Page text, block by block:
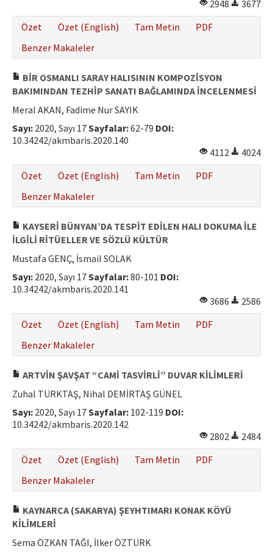
2948
3677
Özet
Özet (English) Tam Metin
PDF
Benzer Makaleler
BİR OSMANLI SARAY HALISININ KOMPOZİSYON
BAKIMINDAN TEZHİP SANATI BAĞLAMINDA İNCELENMESİ
Meral AKAN, Fadime Nur SAYIK
Sayı: 2020, Sayı 17Sayfalar:62-79 DOI:
10.34242/akmbaris.2020.140
4112
4024
Özet
Özet (English) Tam Metin
PDF
Benzer Makaleler
KAYSERİ BÜNYAN’DA TESPİT EDİLEN HALI DOKUMA İLE
İLGİLİ RİTÜELLER VE SÖZLÜ KÜLTÜR
Mustafa GENÇ, İsmail SOLAK
Sayı: 2020, Sayı 17Sayfalar:80-101 DOI:
10.34242/akmbaris.2020.141
3686
2586
Özet
Özet (English) Tam Metin
PDF
Benzer Makaleler
ARTVİN ŞAVŞAT “CAMİ TASVİRLİ” DUVAR KİLİMLERİ
Zuhal TÜRKTAŞ, Nihal DEMİRTAŞ GÜNEL
Sayı: 2020, Sayı 17Sayfalar: 102-119 DOI:
10.34242/akmbaris.2020.142
2802
2484
Özet
Özet (English) Tam Metin
PDF
Benzer Makaleler
KAYNARCA (SAKARYA) ŞEYHTIMARI KONAK KÖYÜ
KİLİMLERİ
Sema ÖZKAN TAĞI, İlker ÖZTÜRK